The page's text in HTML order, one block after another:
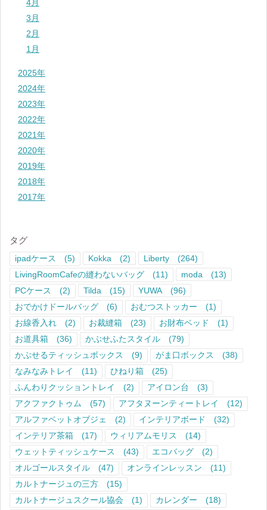
4月
3月
2月
1月
2025年
2024年
2023年
2022年
2021年
2020年
2019年
2018年
2017年
タグ
ipadケース (5) Kokka (2) Liberty
(264)
LivingRoomCafeの縫わないバッグ
(11) moda
(13)
PCケース
(2) Tilda (15) YUWA
(96)
おでかけドールバッグ
(6) おむつストッカー
(1)
お線香入れ
(2) お裁縫箱 (23) お財布ベッド
(1)
お道具箱
(36) かぶせふたスタイル
(79)
かぶせるティッシュボックス
(9) がま口ボックス
(38)
なみなみトレイ
(11) ひねり箱
(25)
ふんわりクッショントレイ
(2) アイロン台
(3)
アクファクトゥム
(57) アフタヌーンティートレイ
(12)
アルファベットオブジェ
(2) インテリアボード
(32)
インテリア茶箱
(17) ウィリアムモリス
(14)
ウェットティッシュケース
(43) エコバッグ
(2)
オルゴールスタイル
(47) オンラインレッスン
(11)
カルトナージュの三方
(15)
カルトナージュスクール協会
(1) カレンダー
(18)